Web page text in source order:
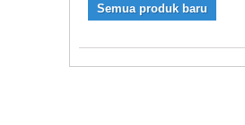
Semua produk baru